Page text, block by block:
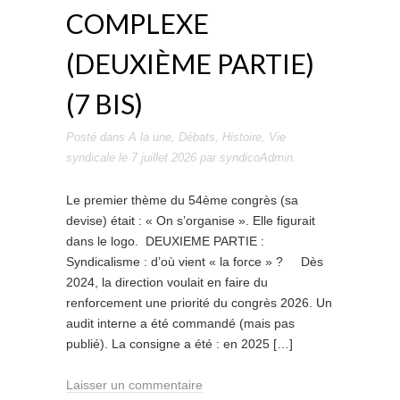
COMPLEXE
(DEUXIÈME PARTIE)
(7 BIS)
Posté dans A la une, Débats, Histoire, Vie
syndicale le 7 juillet 2026 par syndicoAdmin.
Le premier thème du 54ème congrès (sa
devise) était : « On s’organise ». Elle figurait
dans le logo. DEUXIEME PARTIE :
Syndicalisme : d’où vient « la force » ? Dès
2024, la direction voulait en faire du
renforcement une priorité du congrès 2026. Un
audit interne a été commandé (mais pas
publié). La consigne a été : en 2025 […]
Laisser un commentaire